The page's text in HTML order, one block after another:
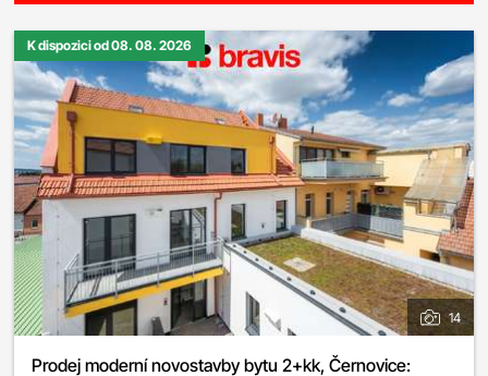
K dispozici od 08. 08. 2026
14
Prodej moderní novostavby bytu 2+kk, Černovice: